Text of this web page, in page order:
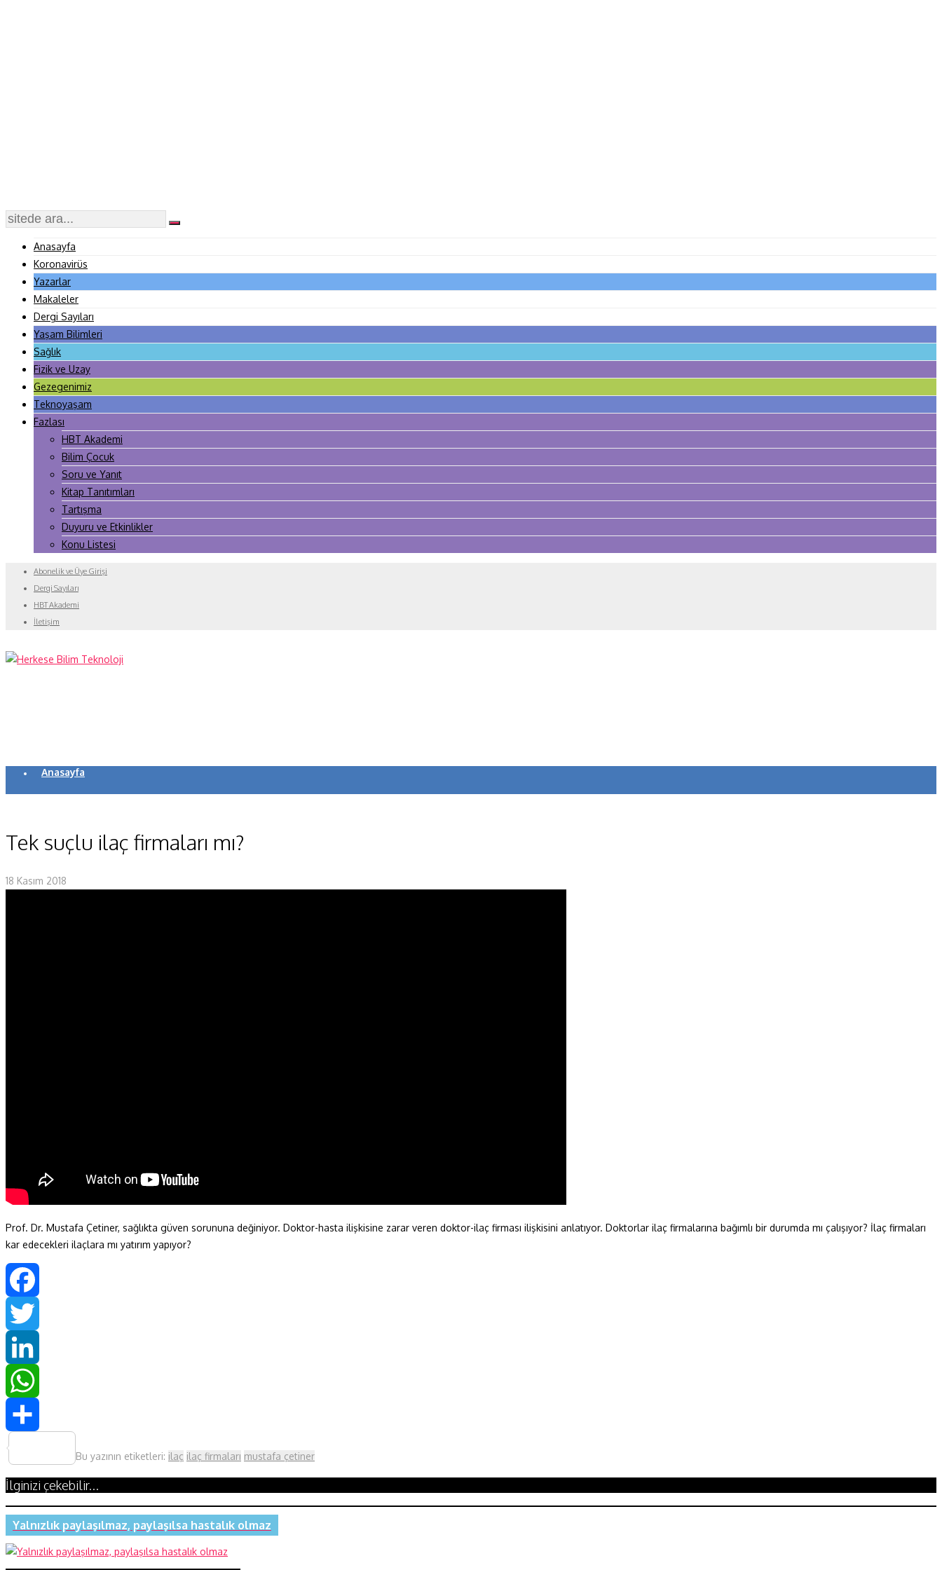
Anasayfa
Koronavirüs
Yazarlar
Makaleler
Dergi Sayıları
Yaşam Bilimleri
Sağlık
Fizik ve Uzay
Gezegenimiz
Teknoyaşam
Fazlası
HBT Akademi
Bilim Çocuk
Soru ve Yanıt
Kitap Tanıtımları
Tartışma
Duyuru ve Etkinlikler
Konu Listesi
Abonelik ve Üye Girişi
Dergi Sayıları
HBT Akademi
İletişim
Anasayfa
Makaleler
Dergi Sayıları
Tek suçlu ilaç firmaları mı?
18 Kasım 2018
Prof. Dr. Mustafa Çetiner, sağlıkta güven sorununa değiniyor. Doktor-hasta ilişkisine zarar veren doktor-ilaç firması ilişkisini anlatıyor. Doktorlar ilaç firmalarına bağımlı bir durumda mı çalışıyor? İlaç firmaları
kar edecekleri ilaçlara mı yatırım yapıyor?
Facebook
Twitter
LinkedIn
WhatsApp
Bu yazının etiketleri: ilaç ilaç firmaları mustafa çetiner
İlginizi çekebilir...
Yalnızlık paylaşılmaz, paylaşılsa hastalık olmaz